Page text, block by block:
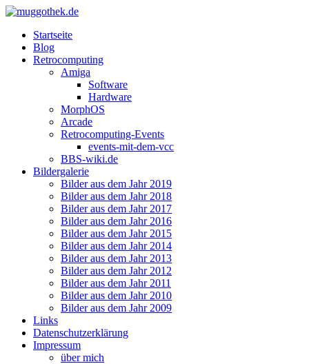
Startseite
Blog
Retrocomputing
Amiga
Software
Hardware
MorphOS
Arcade
Retrocomputing-Events
events-mit-dem-vcc
BBS-wiki.de
Bildergalerie
Bilder aus dem Jahr 2019
Bilder aus dem Jahr 2018
Bilder aus dem Jahr 2017
Bilder aus dem Jahr 2016
Bilder aus dem Jahr 2015
Bilder aus dem Jahr 2014
Bilder aus dem Jahr 2013
Bilder aus dem Jahr 2012
Bilder aus dem Jahr 2011
Bilder aus dem Jahr 2010
Bilder aus dem Jahr 2009
Links
Datenschutzerklärung
Impressum
über mich